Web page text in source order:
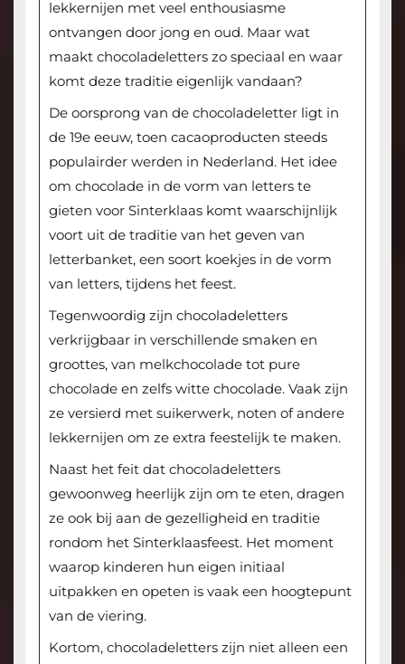
lekkernijen met veel enthousiasme
ontvangen door jong en oud. Maar wat
maakt chocoladeletters zo speciaal en waar
komt deze traditie eigenlijk vandaan?
De oorsprong van de chocoladeletter ligt in
de 19e eeuw, toen cacaoproducten steeds
populairder werden in Nederland. Het idee
om chocolade in de vorm van letters te
gieten voor Sinterklaas komt waarschijnlijk
voort uit de traditie van het geven van
letterbanket, een soort koekjes in de vorm
van letters, tijdens het feest.
Tegenwoordig zijn chocoladeletters
verkrijgbaar in verschillende smaken en
groottes, van melkchocolade tot pure
chocolade en zelfs witte chocolade. Vaak zijn
ze versierd met suikerwerk, noten of andere
lekkernijen om ze extra feestelijk te maken.
Naast het feit dat chocoladeletters
gewoonweg heerlijk zijn om te eten, dragen
ze ook bij aan de gezelligheid en traditie
rondom het Sinterklaasfeest. Het moment
waarop kinderen hun eigen initiaal
uitpakken en opeten is vaak een hoogtepunt
van de viering.
Kortom, chocoladeletters zijn niet alleen een